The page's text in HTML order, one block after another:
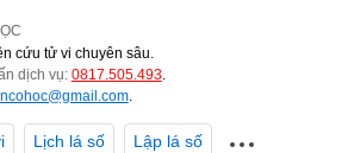
cứu tử vi chuyên sâu.
dịch vụ: 0817.505.493.
.
Lịch lá số Lập lá số